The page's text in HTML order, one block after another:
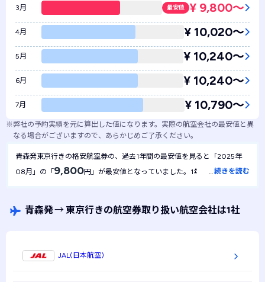
3月 最安値 ¥ 9,800〜
4月 ¥ 10,020〜
5月 ¥ 10,240〜
6月 ¥ 10,240〜
7月 ¥ 10,790〜
※弊社の予約実績を元に算出した値になります。実際の航空会社の最安値と異
なる場合がございますので、あらかじめご了承ください。
青森発東京行きの格安航空券の、過去1年間の最安値を見ると「2025年
08月」の「 9,800円」が最安値となっていました。1年間を通して最
…続きを読む
青森発→東京行きの航空券取り扱い航空会社は1社
JAL(日本航空)